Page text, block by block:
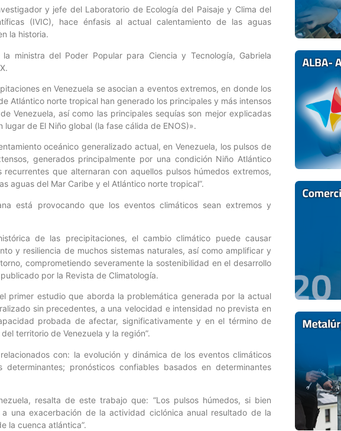
y jefe del Laboratorio de Ecología del Paisaje y Clima del
(IVIC), hace énfasis al actual calentamiento de las aguas
la historia.
ministra del Poder Popular para Ciencia y Tecnología, Gabriela
en Venezuela se asocian a eventos extremos, en donde los
Atlántico norte tropical han generado los principales y más intensos
Venezuela, así como las principales sequías son mejor explicadas
lugar de El Niño global (la fase cálida de ENOS)».
oceánico generalizado actual, en Venezuela, los pulsos de
generados principalmente por una condición Niño Atlántico
que alternaran con aquellos pulsos húmedos extremos,
aguas del Mar Caribe y el Atlántico norte tropical”.
está provocando que los eventos climáticos sean extremos y
de las precipitaciones, el cambio climático puede causar
y resiliencia de muchos sistemas naturales, así como amplificar y
comprometiendo severamente la sostenibilidad en el desarrollo
por la Revista de Climatología.
primer estudio que aborda la problemática generada por la actual
sin precedentes, a una velocidad e intensidad no prevista en
probada de afectar, significativamente y en el término de
territorio de Venezuela y la región”.
con: la evolución y dinámica de los eventos climáticos
pronósticos confiables basados en determinantes
resalta de este trabajo que: “Los pulsos húmedos, si bien
una exacerbación de la actividad ciclónica anual resultado de la
la cuenca atlántica”.